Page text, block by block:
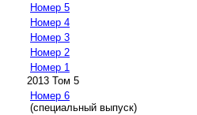
Номер 5
Номер 4
Номер 3
Номер 2
Номер 1
2013 Том 5
Номер 6
(специальный выпуск)